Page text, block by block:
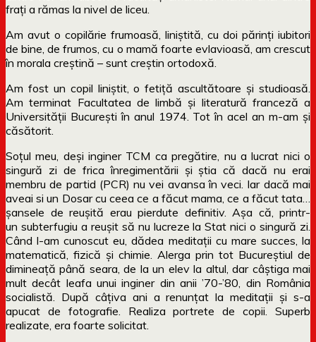
frați a rămas la nivel de liceu.
Am avut o copilărie frumoasă, liniștită, cu doi părinți iubitori
de bine, de frumos, cu o mamă foarte evlavioasă, am crescut
în morala creștină – sunt creștin ortodoxă.
Am fost un copil liniștit, o fetiță ascultătoare și studioasă.
Am terminat Facultatea de limbă și literatură franceză a
Universității București în anul 1974. Tot în acel an m-am și
căsătorit.
Soțul meu, deși inginer TCM ca pregătire, nu a lucrat nici o
singură zi de frica înregimentării și știa că dacă nu erai
membru de partid (PCR) nu vei avansa în veci. Iar dacă mai
aveai si un Dosar cu ceea ce a făcut mama, ce a făcut tata…
șansele de reușită erau pierdute definitiv. Așa că, printr-
un subterfugiu a reușit să nu lucreze la Stat nici o singură zi.
Când l-am cunoscut eu, dădea meditații cu mare succes, la
matematică, fizică și chimie. Alerga prin tot Bucureștiul de
dimineață până seara, de la un elev la altul, dar câștiga mai
mult decât leafa unui inginer din anii ’70-’80, din România
socialistă. După câțiva ani a renunțat la meditații și s-a
apucat de fotografie. Realiza portrete de copii. Superb
realizate, era foarte solicitat.